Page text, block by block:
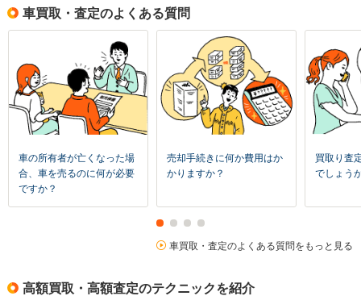
車買取・査定のよくある質問
車の所有者が亡くなった場
合、車を売るのに何が必要
ですか？
売却手続きに何か費用はか
かりますか？
買取り査
でしょう
車買取・査定のよくある質問をもっと見る
高額買取・高額査定のテクニックを紹介